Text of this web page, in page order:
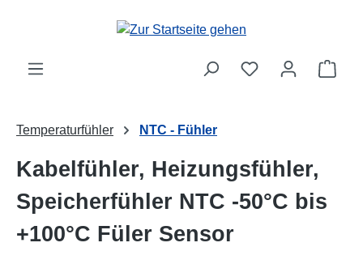
Zum Hauptinhalt springen
Temperaturfühler NTC - Fühler
Kabelfühler, Heizungsfühler,
Speicherfühler NTC -50°C bis
+100°C Füler Sensor